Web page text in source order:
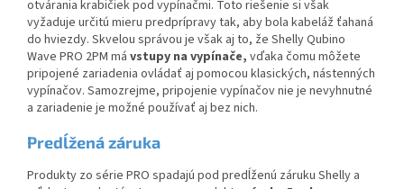
otvárania krabičiek pod vypínačmi. Toto riešenie si však
vyžaduje určitú mieru predprípravy tak, aby bola kabeláž ťahaná
do hviezdy. Skvelou správou je však aj to, že Shelly Qubino
Wave PRO 2PM má vstupy na vypínače, vďaka čomu môžete
pripojené zariadenia ovládať aj pomocou klasických, nástenných
vypínačov. Samozrejme, pripojenie vypínačov nie je nevyhnutné
a zariadenie je možné používať aj bez nich.
Predĺžená záruka
Produkty zo série PRO spadajú pod predĺženú záruku Shelly a